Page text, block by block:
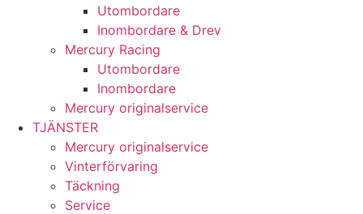
Utombordare
Inombordare & Drev
Mercury Racing
Utombordare
Inombordare
Mercury originalservice
TJÄNSTER
Mercury originalservice
Vinterförvaring
Täckning
Service